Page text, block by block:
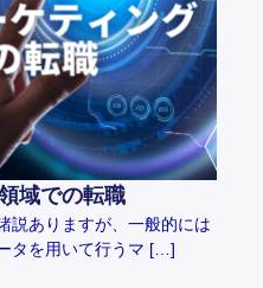
域での転職
説ありますが、一般的には
タを用いて行うマ […]